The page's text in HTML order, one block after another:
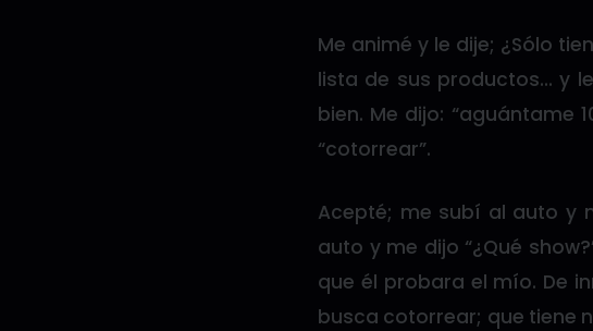
Me animé y le dije; ¿Sólo
lista de sus productos… y
bien. Me dijo: “aguántame
“cotorrear”.
Acepté; me subí al auto y
auto y me dijo “¿Qué
que él probara el mío. De
busca cotorrear; que tiene